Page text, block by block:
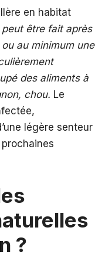
en habitat
être fait après
au minimum une
des aliments à
chou. Le
légère senteur
?